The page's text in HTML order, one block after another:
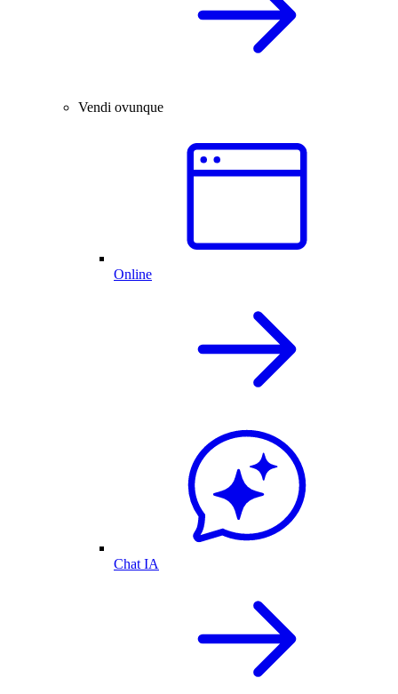
Vendi ovunque
Online
Chat IA